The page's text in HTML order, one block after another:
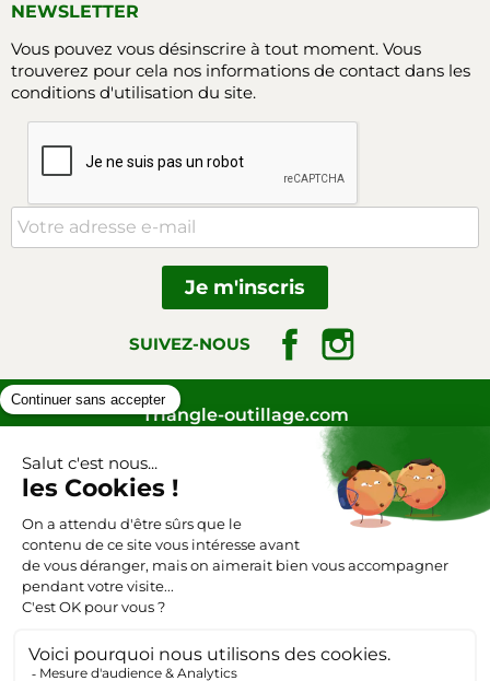
NEWSLETTER
Vous pouvez vous désinscrire à tout moment. Vous
trouverez pour cela nos informations de contact dans les
conditions d'utilisation du site.
SUIVEZ-NOUS Facebook
Triangle-outillage.com
Mentions légales
Conditions générales de vente